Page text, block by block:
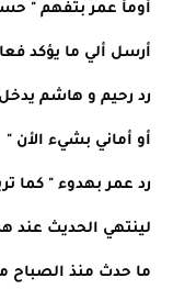
أومأ عمر بتفهم "
أرسل ألي ما يؤكد
رد رحيم و هاشم يدخل
أو أماني بشيء الأن "
رد عمر بهدوء " كما
لينتهي الحديث
ما حدث منذ الصباح